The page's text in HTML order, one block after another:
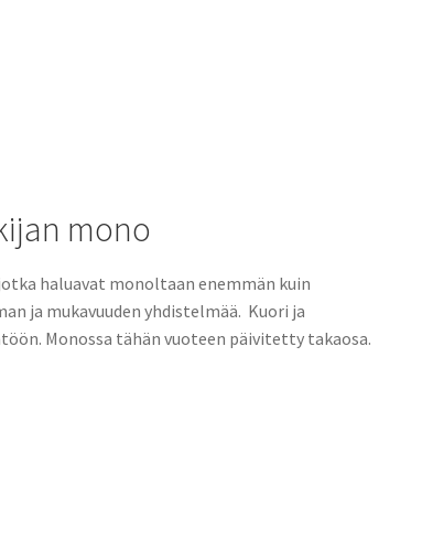
mono
haluavat monoltaan enemmän kuin
ja mukavuuden yhdistelmää. Kuori ja
Monossa tähän vuoteen päivitetty takaosa.